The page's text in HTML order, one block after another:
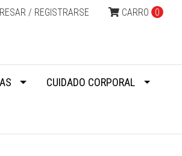
CARRO 0
/ REGISTRARSE
CUIDADO CORPORAL